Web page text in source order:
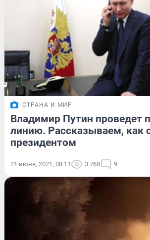
СТРАНА И МИР
Владимир Путин проведет
линию. Рассказываем, как
президентом
21 июня, 2021, 08:11 3 768 9